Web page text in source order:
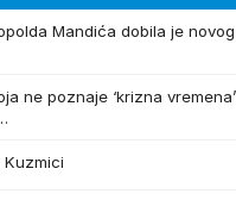
Mandića dobila je
ne poznaje ‘krizna
Kuzmici